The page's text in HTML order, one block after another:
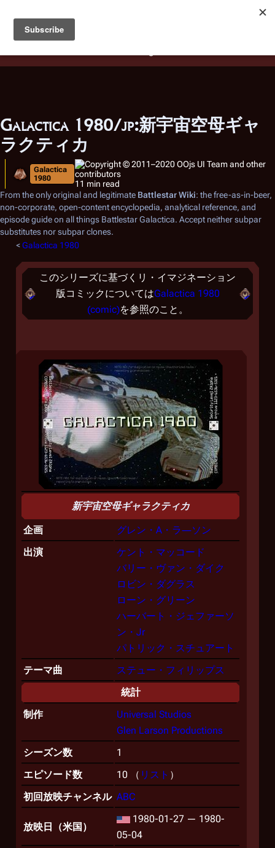
Battlestar Wiki
deployed for readability of inline citations, in addition to
the ease of submitting suggestions and feedback on our
Galactica 1980/jp:新宇宙空母ギャ
ラクティカ
Galactica
1980
11 min read
From the only original and legitimate Battlestar Wiki: the free-as-in-beer,
non-corporate, open-content encyclopedia, analytical reference, and
episode guide on all things Battlestar Galactica. Accept neither subpar
substitutes nor subpar clones.
<Galactica 1980
このシリーズに基づくリ・イマジネーション
版コミックについてはGalactica 1980
(comic)を参照のこと。
新宇宙空母ギャラクティカ
企画
グレン・A・ラ―ソン
出演
ケント・マッコード
バリー・ヴァン・ダイク
ロビン・ダグラス
ローン・グリーン
ハーバート・ジェファーソ
ン・Jr
パトリック・スチュアート
テーマ曲
ステュー・フィリップス
統計
制作
Universal Studios
Glen Larson Productions
シーズン数
1
エピソード数
10 （ リスト ）
初回放映チャンネル ABC
放映日（米国）
1980-01-27 — 1980-
05-04